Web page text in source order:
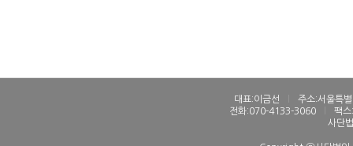
대표:이금선
주소:서울특
전화:070-4133-3060
팩
사단